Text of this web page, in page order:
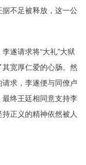
不足被释放，这一公
遂请求将“大礼”大狱
宽厚仁爱的心肠。然
求，李遂便与同僚卢
终王廷相同意支持李
正义的精神依然被人